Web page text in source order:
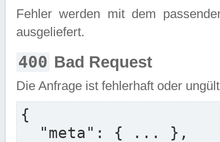
Fehler werden mit dem
ausgeliefert.
400 Bad Request
Die Anfrage ist fehlerhaft oder
{